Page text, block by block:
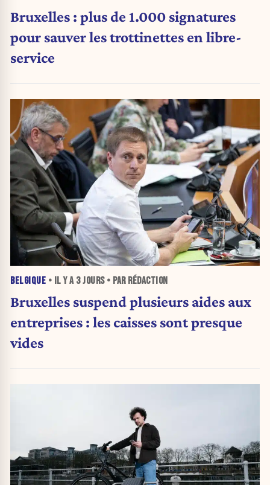
Bruxelles : plus de 1.000 signatures
pour sauver les trottinettes en libre-
service
BELGIQUE • IL Y A 3 JOURS• PAR RÉDACTION
Bruxelles suspend plusieurs aides aux
entreprises : les caisses sont presque
vides